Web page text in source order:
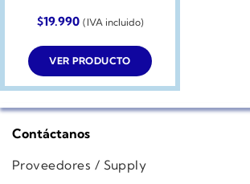
$19.990 (IVA incluido)
VER PRODUCTO
Contáctanos
Proveedores / Supply